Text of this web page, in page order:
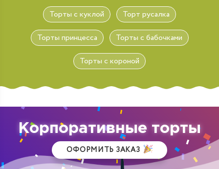
Торты с куклой Торт русалка
Торты принцесса Торты с бабочками
Торты с короной
Корпоративные торты
ОФОРМИТЬ ЗАКАЗ